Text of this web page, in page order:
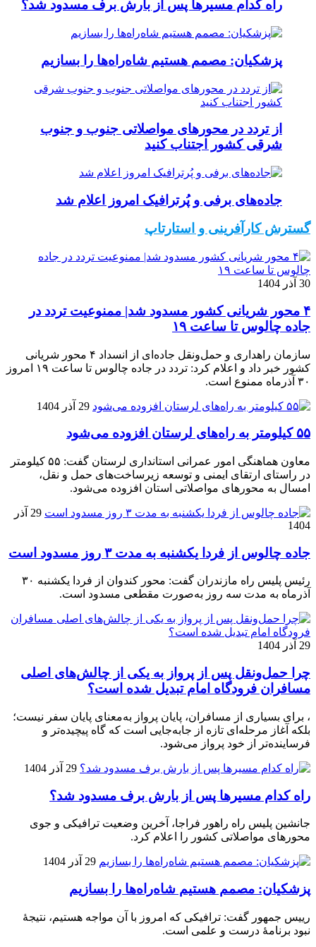
راه کدام مسیرها پس از بارش برف مسدود شد؟
پزشکیان: مصمم هستیم شاه‌راه‌ها را بسازیم
از تردد در محورهای مواصلاتی جنوب و جنوب
شرقی کشور اجتناب کنید
جاده‌های برفی و پُرترافیک امروز اعلام شد
گسترش کارآفرینی و استارتاپ
30 آذر 1404
۴ محور شریانی کشور مسدود شد| ممنوعیت تردد در
جاده چالوس تا ساعت ۱۹
سازمان راهداری و حمل‌ونقل جاده‌ای از انسداد ۴ محور شریانی
کشور خبر داد و اعلام کرد: تردد در جاده چالوس تا ساعت ۱۹ امروز
۳۰ آذرماه ممنوع است.
29 آذر 1404
۵۵ کیلومتر به راه‌های لرستان افزوده می‌شود
معاون هماهنگی امور عمرانی استانداری لرستان گفت: ۵۵ کیلومتر
در راستای ارتقای ایمنی و توسعه زیرساخت‌های حمل و نقل،
امسال به محورهای مواصلاتی استان افزوده می‌شود.
29 آذر
1404
جاده چالوس از فردا یکشنبه به مدت ۳ روز مسدود است
رئیس پلیس راه مازندران گفت: محور کندوان از فردا یکشنبه ۳۰
آذرماه به مدت سه روز به‌صورت مقطعی مسدود است.
29 آذر 1404
چرا حمل‌ونقل پس از پرواز به یکی از چالش‌های اصلی
مسافران فرودگاه امام تبدیل شده است؟
، برای بسیاری از مسافران، پایان پرواز به‌معنای پایان سفر نیست؛
بلکه آغاز مرحله‌ای تازه از جابه‌جایی است که گاه پیچیده‌تر و
فرساینده‌تر از خود پرواز می‌شود.
29 آذر 1404
راه کدام مسیرها پس از بارش برف مسدود شد؟
جانشین پلیس راه راهور فراجا، آخرین وضعیت ترافیکی و جوی
محورهای مواصلاتی کشور را اعلام کرد.
29 آذر 1404
پزشکیان: مصمم هستیم شاه‌راه‌ها را بسازیم
رییس جمهور گفت: ترافیکی که امروز با آن مواجه هستیم، نتیجۀ
نبود برنامۀ درست و علمی است.